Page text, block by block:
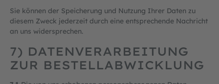
Sie können der Speicherung und Nutzung Ihrer Daten zu
diesem Zweck jederzeit durch eine entsprechende Nachricht
an uns widersprechen.
7) DATENVERARBEITUNG
ZUR BESTELLABWICKLUNG